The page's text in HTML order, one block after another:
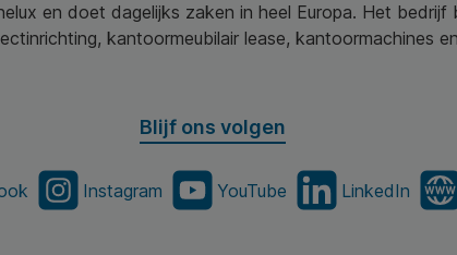
en doet dagelijks zaken in heel Europa. Het
kantoormeubilair lease, kantoormachines
Blijf ons volgen
Instagram YouTube LinkedIn